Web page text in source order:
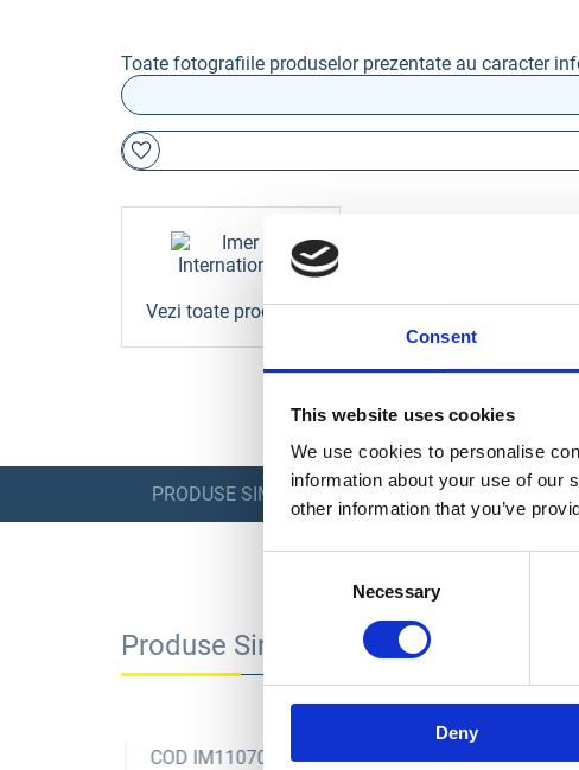
Consent
This website uses cookies
We use cookies to personalise
information about your use of our
other information that you’ve
Necessary
Deny
Toate fotografiile produselor prezentate au caracter
Vezi toate produsele
PRODUSE SIMILARE
Produse Similare
COD IM1107059
COD IM1107060